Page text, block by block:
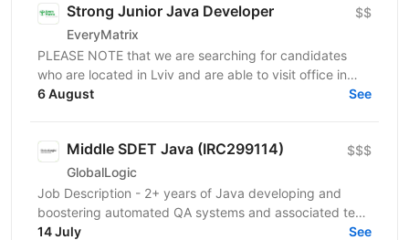
Strong Junior Java Developer
EveryMatrix
$$
PLEASE NOTE that we are searching for candidates
who are located in Lviv and are able to visit office in
Lviv. About us: EveryMatrix is a leading B2B SaaS...
6 August See
Middle SDET Java (IRC299114)
GlobalLogic
$$$
Job Description - 2+ years of Java developing and
boostering automated QA systems and associated test
strategies. - Experience working with...
14 July See